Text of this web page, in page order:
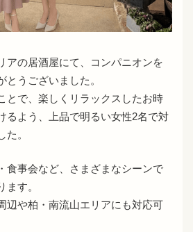
アの居酒屋にて、コンパニオンを
とうございました。
とで、楽しくリラックスしたお時
るよう、上品で明るい女性2名で対
。
食事会など、さまざまなシーンで
ます。
辺や柏・南流山エリアにも対応可